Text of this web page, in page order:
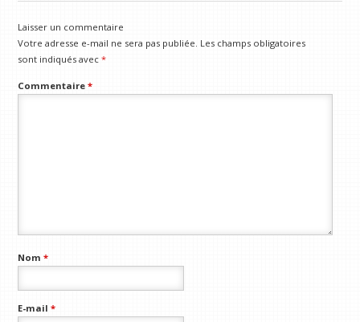
Laisser un commentaire
Votre adresse e-mail ne sera pas publiée. Les champs obligatoires
sont indiqués avec*
Commentaire*
Nom*
E-mail*